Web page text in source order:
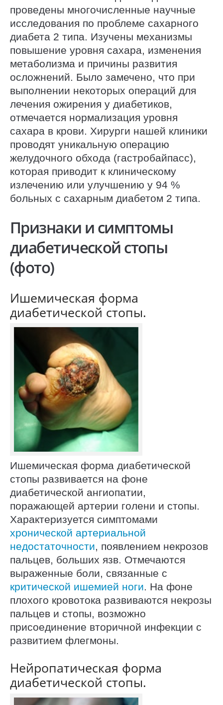
проведены многочисленные научные
исследования по проблеме сахарного
диабета 2 типа. Изучены механизмы
повышение уровня сахара, изменения
метаболизма и причины развития
осложнений. Было замечено, что при
выполнении некоторых операций для
лечения ожирения у диабетиков,
отмечается нормализация уровня
сахара в крови. Хирурги нашей клиники
проводят уникальную операцию
желудочного обхода (гастробайпасс),
которая приводит к клиническому
излечению или улучшению у 94 %
больных с сахарным диабетом 2 типа.
Признаки и симптомы
диабетической стопы
(фото)
Ишемическая форма
диабетической стопы.
Ишемическая форма диабетической
стопы развивается на фоне
диабетической ангиопатии,
поражающей артерии голени и стопы.
Характеризуется симптомами
хронической артериальной
недостаточности, появлением некрозов
пальцев, больших язв. Отмечаются
выраженные боли, связанные с
критической ишемией ноги. На фоне
плохого кровотока развиваются некрозы
пальцев и стопы, возможно
присоединение вторичной инфекции с
развитием флегмоны.
Нейропатическая форма
диабетической стопы.